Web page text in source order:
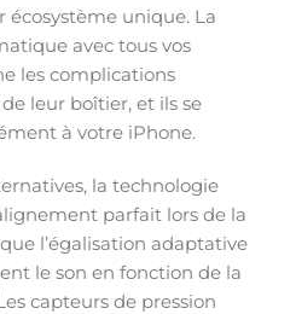
unique. La
avec tous vos
les complications
leur boîtier, et ils se
à votre iPhone.
la technologie
parfait lors de la
l’égalisation adaptative
le son en fonction de la
capteurs de pression